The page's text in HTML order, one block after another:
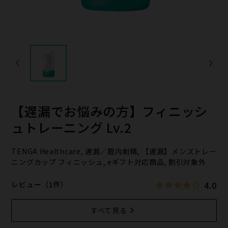
【遅漏でお悩みの方】フィニッシ
ュトレーニング Lv.2
TENGA Healthcare, 遅漏／腟内射精, 【遅漏】メンズトレー
ニングカップ フィニッシュ, eギフト対応商品, 割引対象外
レビュー（1件） 4.0
すべて見る